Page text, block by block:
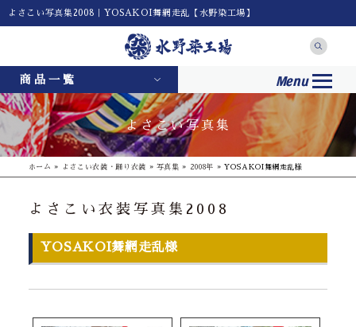
よさこい写真集2008｜YOSAKOI舞網走乱【水野染工場】
商品一覧 Menu
よさこい写真集
ホーム » よさこい衣装・踊り衣装 » 写真集 » 2008年 » YOSAKOI舞網走乱様
よさこい衣装写真集2008
YOSAKOI舞網走乱様